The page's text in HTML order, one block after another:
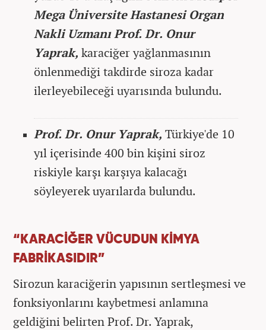
Mega Üniversite Hastanesi Organ
Nakli Uzmanı Prof. Dr. Onur
Yaprak, karaciğer yağlanmasının
önlenmediği takdirde siroza kadar
ilerleyebileceği uyarısında bulundu.
Prof. Dr. Onur Yaprak, Türkiye'de 10
yıl içerisinde 400 bin kişini siroz
riskiyle karşı karşıya kalacağı
söyleyerek uyarılarda bulundu.
“KARACİĞER VÜCUDUN KİMYA
FABRİKASIDIR”
Sirozun karaciğerin yapısının sertleşmesi ve
fonksiyonlarını kaybetmesi anlamına
geldiğini belirten Prof. Dr. Yaprak,